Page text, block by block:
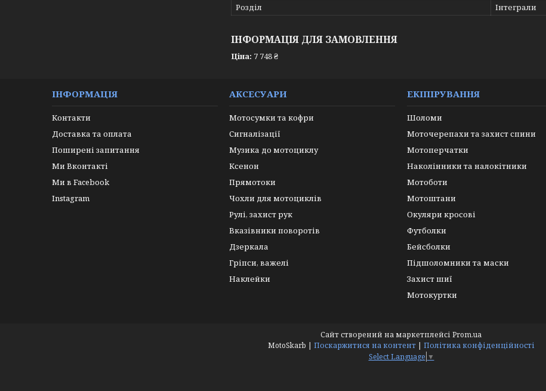
Розділ Інтеграли
ІНФОРМАЦІЯ ДЛЯ ЗАМОВЛЕННЯ
Ціна: 7 748 ₴
ІНФОРМАЦІЯ
Контакти
Доставка та оплата
Поширені запитання
Ми Вконтакті
Ми в Facebook
Instagram
АКСЕСУАРИ
Мотосумки та кофри
Сигналізації
Музика до мотоциклу
Ксенон
Прямотоки
Чохли для мотоциклів
Рулі, захист рук
Вказівники поворотів
Дзеркала
Гріпси, важелі
Наклейки
ЕКІПІРУВАННЯ
Шоломи
Моточерепахи та захист спини
Мотоперчатки
Наколінники та налокітники
Мотоботи
Мотоштани
Окуляри кросові
Футболки
Бейсболки
Підшоломники та маски
Захист шиї
Мотокуртки
Сайт створений на маркетплейсі Prom.ua
MotoSkarb | Поскаржитися на контент | Політика конфіденційності
Select Language ▼